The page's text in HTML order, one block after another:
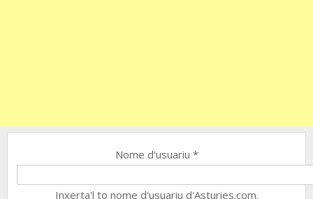
Nome d'usuariu *
Inxerta'l to nome d'usuariu d'Asturies.com.